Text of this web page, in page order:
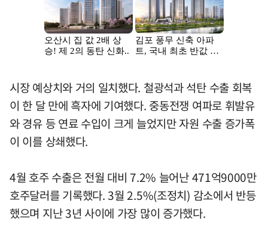
시장 예상치와 거의 일치했다. 철광석과 석탄 수출 회복
이 한 달 만에 흑자에 기여했다. 중동전쟁 여파로 휘발유
와 경유 등 연료 수입이 크게 늘었지만 자원 수출 증가폭
이 이를 상쇄했다.
4월 호주 수출은 전월 대비 7.2% 늘어난 471억9000만
호주달러를 기록했다. 3월 2.5%(조정치) 감소에서 반등
했으며 지난 3년 사이에 가장 많이 증가했다.